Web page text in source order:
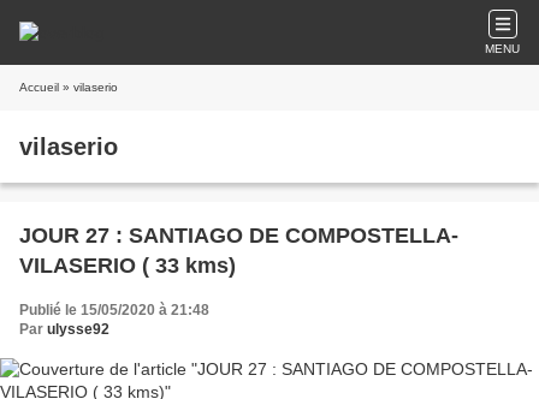
MENU
Accueil » vilaserio
vilaserio
JOUR 27 : SANTIAGO DE COMPOSTELLA-
VILASERIO ( 33 kms)
Publié le 15/05/2020 à 21:48
Par ulysse92